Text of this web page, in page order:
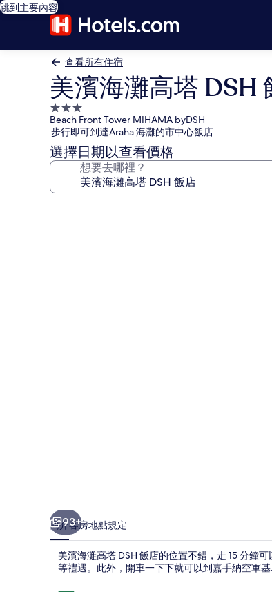
跳到主要內容
查看所有住宿
美濱海灘高塔 DSH
3.0
星
級
住
宿
Beach Front Tower MIHAMA byDSH
步行即可到達Araha 海灘的市中心飯店
選擇日期以查看價格
想要去哪裡？
93+
簡介客房地點規定
美濱海灘高塔 DSH 飯店的位置不錯，走 15 分鐘
等禮遇。此外，開車一下下就可以到嘉手納空軍